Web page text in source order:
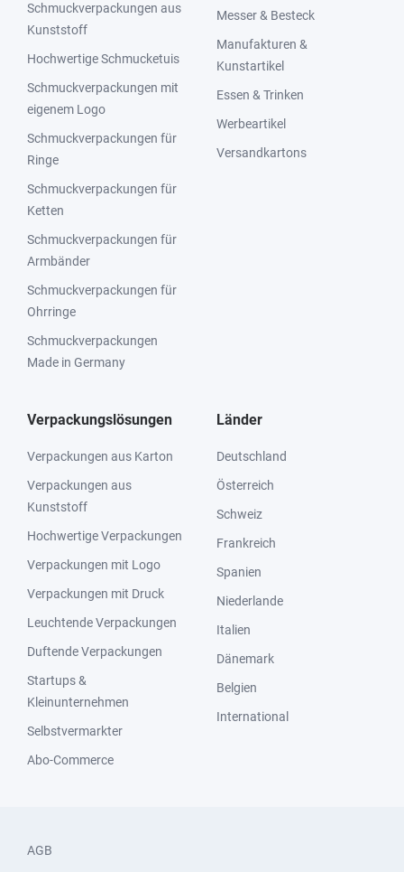
Schmuckverpackungen aus
Kunststoff
Hochwertige Schmucketuis
Schmuckverpackungen mit
eigenem Logo
Schmuckverpackungen für
Ringe
Schmuckverpackungen für
Ketten
Schmuckverpackungen für
Armbänder
Schmuckverpackungen für
Ohrringe
Schmuckverpackungen
Made in Germany
Messer & Besteck
Manufakturen &
Kunstartikel
Essen & Trinken
Werbeartikel
Versandkartons
Verpackungslösungen
Verpackungen aus Karton
Verpackungen aus
Kunststoff
Hochwertige Verpackungen
Verpackungen mit Logo
Verpackungen mit Druck
Leuchtende Verpackungen
Duftende Verpackungen
Startups &
Kleinunternehmen
Selbstvermarkter
Abo-Commerce
Länder
Deutschland
Österreich
Schweiz
Frankreich
Spanien
Niederlande
Italien
Dänemark
Belgien
International
AGB